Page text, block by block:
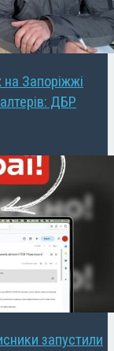
Запоріжжі
ДБР
запустили